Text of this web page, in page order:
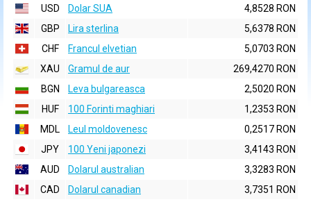
USD
Dolar SUA
4,8528 RON
GBP
Lira sterlina
5,6378 RON
CHF
Francul elvetian
5,0703 RON
XAU
Gramul de aur
269,4270 RON
BGN
Leva bulgareasca
2,5020 RON
HUF
100 Forinti maghiari
1,2353 RON
MDL
Leul moldovenesc
0,2517 RON
JPY
100 Yeni japonezi
3,4143 RON
AUD
Dolarul australian
3,3283 RON
CAD
Dolarul canadian
3,7351 RON